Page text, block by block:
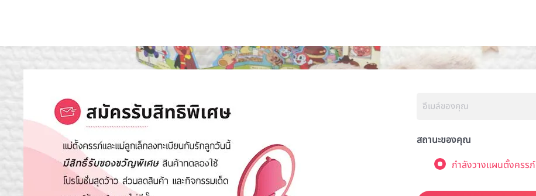
สถานะของคุณ
กำลังวางแผนตั้งครรภ์